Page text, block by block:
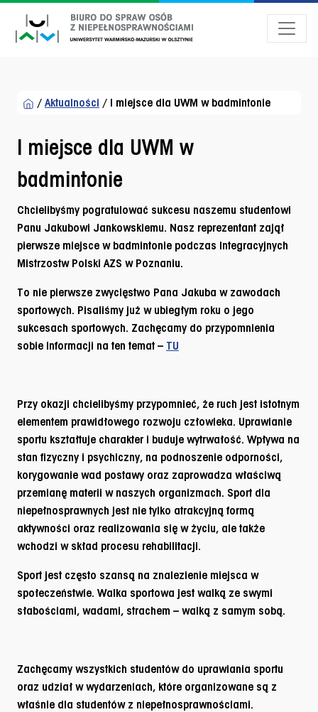
/ Aktualności / I miejsce dla UWM w badmintonie
I miejsce dla UWM w
badmintonie
Chcielibyśmy pogratulować sukcesu naszemu studentowi
Panu Jakubowi Jankowskiemu. Nasz reprezentant zajął
pierwsze miejsce w badmintonie podczas Integracyjnych
Mistrzostw Polski AZS w Poznaniu.
To nie pierwsze zwycięstwo Pana Jakuba w zawodach
sportowych. Pisaliśmy już w ubiegłym roku o jego
sukcesach sportowych. Zachęcamy do przypomnienia
sobie informacji na ten temat – TU
Przy okazji chcielibyśmy przypomnieć, że ruch jest istotnym
elementem prawidłowego rozwoju człowieka. Uprawianie
sportu kształtuje charakter i buduje wytrwałość. Wpływa na
stan fizyczny i psychiczny, na podnoszenie odporności,
korygowanie wad postawy oraz zaprowadza właściwą
przemianę materii w naszych organizmach. Sport dla
niepełnosprawnych jest nie tylko atrakcyjną formą
aktywności oraz realizowania się w życiu, ale także
wchodzi w skład procesu rehabilitacji.
Sport jest często szansą na znalezienie miejsca w
społeczeństwie. Walka sportowa jest walką ze swymi
słabościami, wadami, strachem – walką z samym sobą.
Zachęcamy wszystkich studentów do uprawiania sportu
oraz udział w wydarzeniach, które organizowane są z
właśnie dla studentów z niepełnosprawnościami.